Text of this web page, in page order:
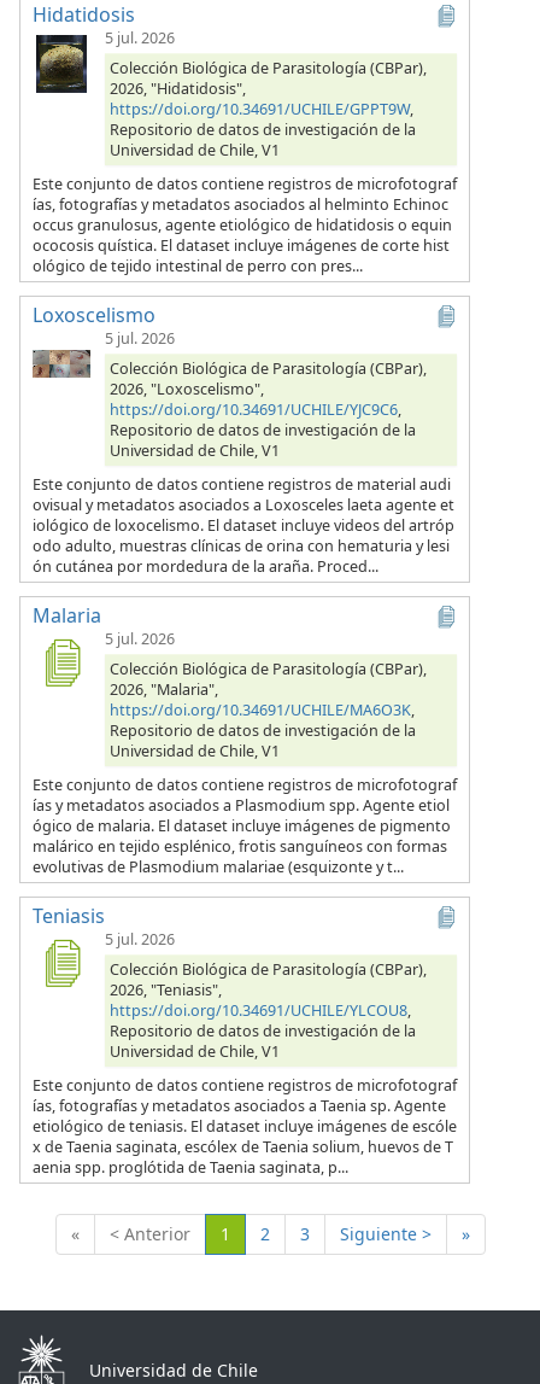
Hidatidosis
5 jul. 2026
Colección Biológica de Parasitología (CBPar),
2026, "Hidatidosis",
https://doi.org/10.34691/UCHILE/GPPT9W,
Repositorio de datos de investigación de la
Universidad de Chile, V1
Este conjunto de datos contiene registros de microfotograf
ías, fotografías y metadatos asociados al helminto Echinoc
occus granulosus, agente etiológico de hidatidosis o equin
ococosis quística. El dataset incluye imágenes de corte hist
ológico de tejido intestinal de perro con pres...
Loxoscelismo
5 jul. 2026
Colección Biológica de Parasitología (CBPar),
2026, "Loxoscelismo",
https://doi.org/10.34691/UCHILE/YJC9C6,
Repositorio de datos de investigación de la
Universidad de Chile, V1
Este conjunto de datos contiene registros de material audi
ovisual y metadatos asociados a Loxosceles laeta agente et
iológico de loxocelismo. El dataset incluye videos del artróp
odo adulto, muestras clínicas de orina con hematuria y lesi
ón cutánea por mordedura de la araña. Proced...
Malaria
5 jul. 2026
Colección Biológica de Parasitología (CBPar),
2026, "Malaria",
https://doi.org/10.34691/UCHILE/MA6O3K,
Repositorio de datos de investigación de la
Universidad de Chile, V1
Este conjunto de datos contiene registros de microfotograf
ías y metadatos asociados a Plasmodium spp. Agente etiol
ógico de malaria. El dataset incluye imágenes de pigmento
malárico en tejido esplénico, frotis sanguíneos con formas
evolutivas de Plasmodium malariae (esquizonte y t...
Teniasis
5 jul. 2026
Colección Biológica de Parasitología (CBPar),
2026, "Teniasis",
https://doi.org/10.34691/UCHILE/YLCOU8,
Repositorio de datos de investigación de la
Universidad de Chile, V1
Este conjunto de datos contiene registros de microfotograf
ías, fotografías y metadatos asociados a Taenia sp. Agente
etiológico de teniasis. El dataset incluye imágenes de escóle
x de Taenia saginata, escólex de Taenia solium, huevos de T
aenia spp. proglótida de Taenia saginata, p...
« < Anterior 1 (Actual)
2 3 Siguiente > »
Universidad de Chile